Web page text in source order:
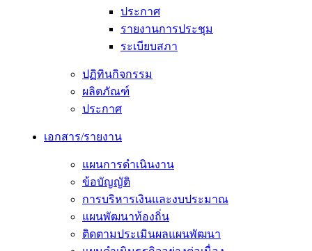
ประกาศ
รายงานการประชุม
ระเบียบสภา
ปฏิทินกิจกรรม
ผลิตภัณฑ์
ประกาศ
เอกสาร/รายงาน
แผนการดำเนินงาน
ข้อบัญญัติ
การบริหารเงินและงบประมาณ
แผนพัฒนาท้องถิ่น
ติดตามประเมินผลแผนพัฒนา